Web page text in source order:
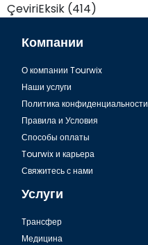
ÇeviriEksik (414)
Компании
О компании Tourwix
Наши услуги
Политика конфиденциальности
Правила и Условия
Способы оплаты
Tourwix и карьера
Свяжитесь с нами
Услуги
Tрансфер
Медицина